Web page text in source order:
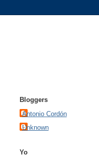
Bloggers
Antonio Cordón
Unknown
Yo